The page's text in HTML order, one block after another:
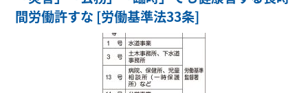
間労働許すな [労働基準法33条]